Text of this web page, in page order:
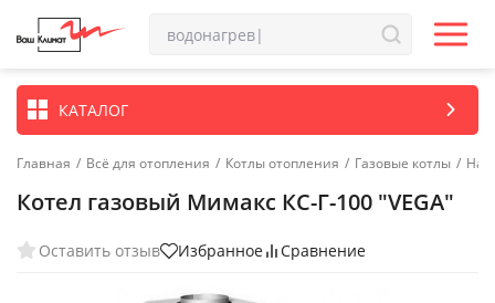
КАТАЛОГ
Главная / Всё для отопления / Котлы отопления / Газовые котлы /
Котел газовый Мимакс КС-Г-100 "VEGA"
Оставить отзыв Избранное Сравнение